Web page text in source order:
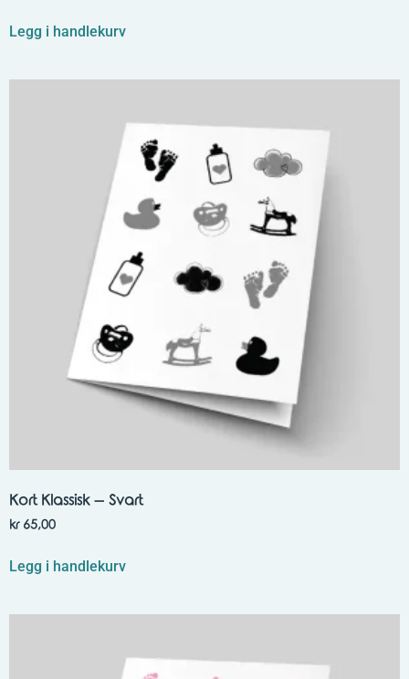
Legg i handlekurv
Kort Klassisk – Svart
kr65,00
Legg i handlekurv